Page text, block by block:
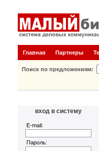
Главная Партнеры
Поиск по предложениям:
вход в систему
E-mail:
Пароль: